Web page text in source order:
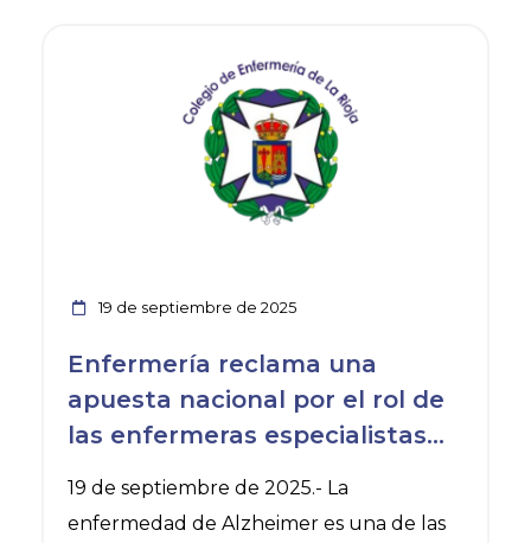
19 de septiembre de 2025
Enfermería reclama una
apuesta nacional por el rol de
las enfermeras especialistas
alzhéimer
19 de septiembre de 2025.- La
enfermedad de Alzheimer es una de las